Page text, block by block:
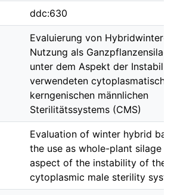
ddc:630
Evaluierung von
Nutzung als
unter dem Aspekt der
verwendeten cytoplasmatisch-
kerngenischen männlichen
Sterilitätssystems (CMS)
Evaluation of winter hybrid
the use as whole-plant silage
aspect of the instability of the
cytoplasmic male sterility